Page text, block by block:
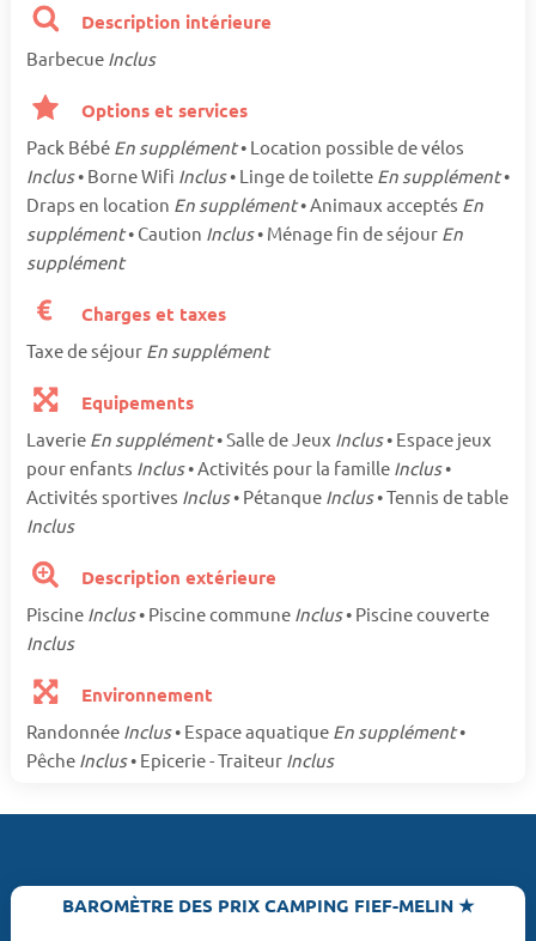
Description intérieure
Barbecue Inclus
Options et services
Pack Bébé En supplément• Location possible de vélos
Inclus• Borne Wifi Inclus• Linge de toilette En supplément•
Draps en location En supplément• Animaux acceptés En
supplément• Caution Inclus• Ménage fin de séjour En
supplément
Charges et taxes
Taxe de séjour En supplément
Equipements
Laverie En supplément• Salle de Jeux Inclus• Espace jeux
pour enfants Inclus• Activités pour la famille Inclus•
Activités sportives Inclus• Pétanque Inclus• Tennis de table
Inclus
Description extérieure
Piscine Inclus• Piscine commune Inclus• Piscine couverte
Inclus
Environnement
Randonnée Inclus• Espace aquatique En supplément•
Pêche Inclus• Epicerie - Traiteur Inclus
BAROMÈTRE DES PRIX CAMPING FIEF-MELIN ★